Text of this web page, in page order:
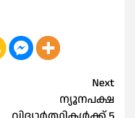
Next
ന്യൂനപക്ഷ